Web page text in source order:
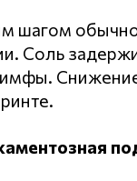
шагом обычно
Соль
Снижение